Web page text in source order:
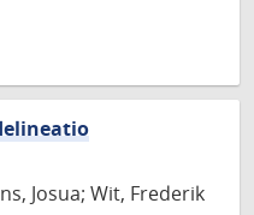
Josua; Wit, Frederik